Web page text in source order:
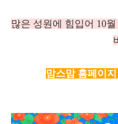
많은 성원에 힘입어 10
맘스맘 홈페이지